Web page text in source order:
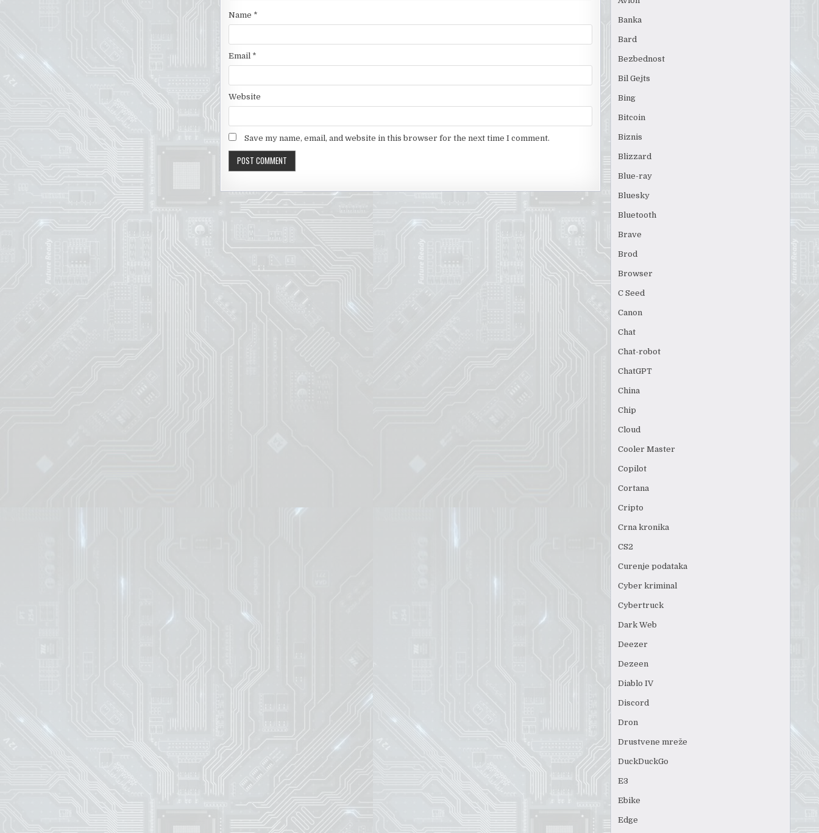
Name *
Email *
Website
Save my name, email, and website in this browser for the next time I comment.
Banka
Bard
Bezbednost
Bil Gejts
Bing
Bitcoin
Biznis
Blizzard
Blue-ray
Bluesky
Bluetooth
Brave
Brod
Browser
C Seed
Canon
Chat
Chat-robot
ChatGPT
China
Chip
Cloud
Cooler Master
Copilot
Cortana
Cripto
Crna kronika
CS2
Curenje podataka
Cyber kriminal
Cybertruck
Dark Web
Deezer
Dezeen
Diablo IV
Discord
Dron
Drustvene mreže
DuckDuckGo
E3
Ebike
Edge